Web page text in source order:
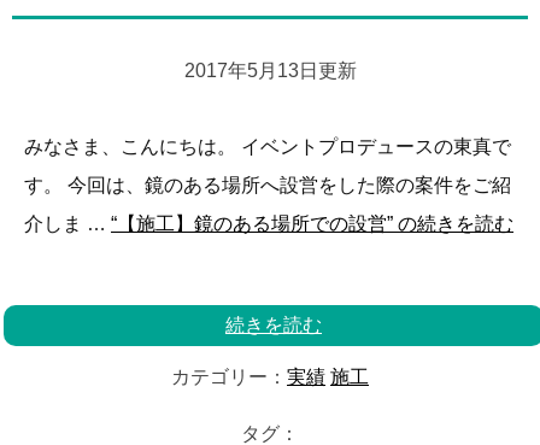
2017年5月13日更新
みなさま、こんにちは。 イベントプロデュースの東真で
す。 今回は、鏡のある場所へ設営をした際の案件をご紹
介しま … “【施工】鏡のある場所での設営” の続きを読む
続きを読む
カテゴリー： 実績 施工
タグ：